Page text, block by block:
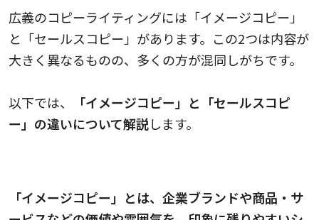
広義のコピーライティングには「イメージコピー」
と「セールスコピー」があります。この2つは内容が
大きく異なるものの、多くの方が混同しがちです。
以下では、
「イメージコピー」と「セールスコピ
ー」の違いについて解説します。
「イメージコピー」とは、企業ブランドや商品・サ